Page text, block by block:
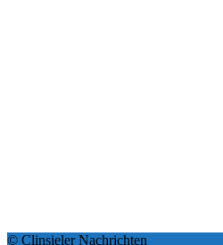
© Clinsieler Nachrichten